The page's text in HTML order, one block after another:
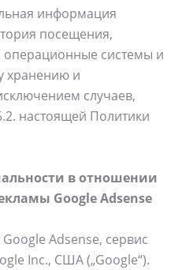
информация
посещения,
системы и
хранению и
случаев,
настоящей Политики
в отношении
Google Adsense
Adsense, сервис
Inc., США („Google“).